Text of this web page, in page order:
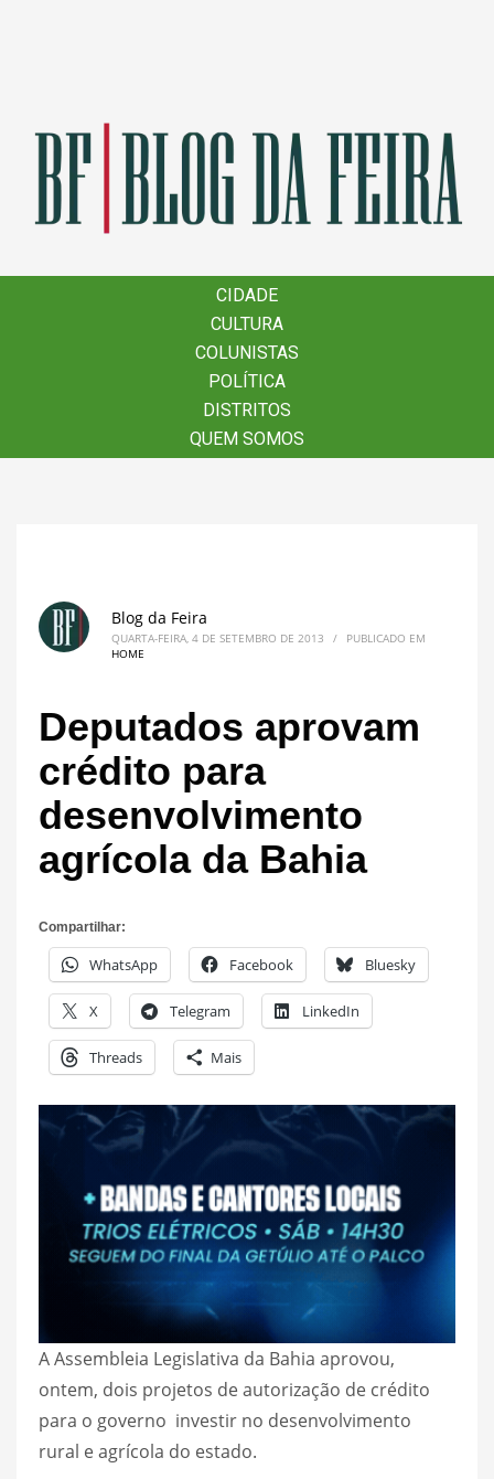
CIDADE
CULTURA
COLUNISTAS
POLÍTICA
DISTRITOS
QUEM SOMOS
CIDADE
CULTURA
COLUNISTAS
POLÍTICA
DISTRITOS
QUEM SOMOS
Blog da Feira
QUARTA-FEIRA, 4 DE SETEMBRO DE 2013 /
PUBLICADO EM
HOME
Deputados aprovam
crédito para
desenvolvimento
agrícola da Bahia
Compartilhar:
WhatsApp Facebook Bluesky
X Telegram LinkedIn
Threads Mais
A Assembleia Legislativa da Bahia aprovou,
ontem, dois projetos de autorização de crédito
para o governo investir no desenvolvimento
rural e agrícola do estado.